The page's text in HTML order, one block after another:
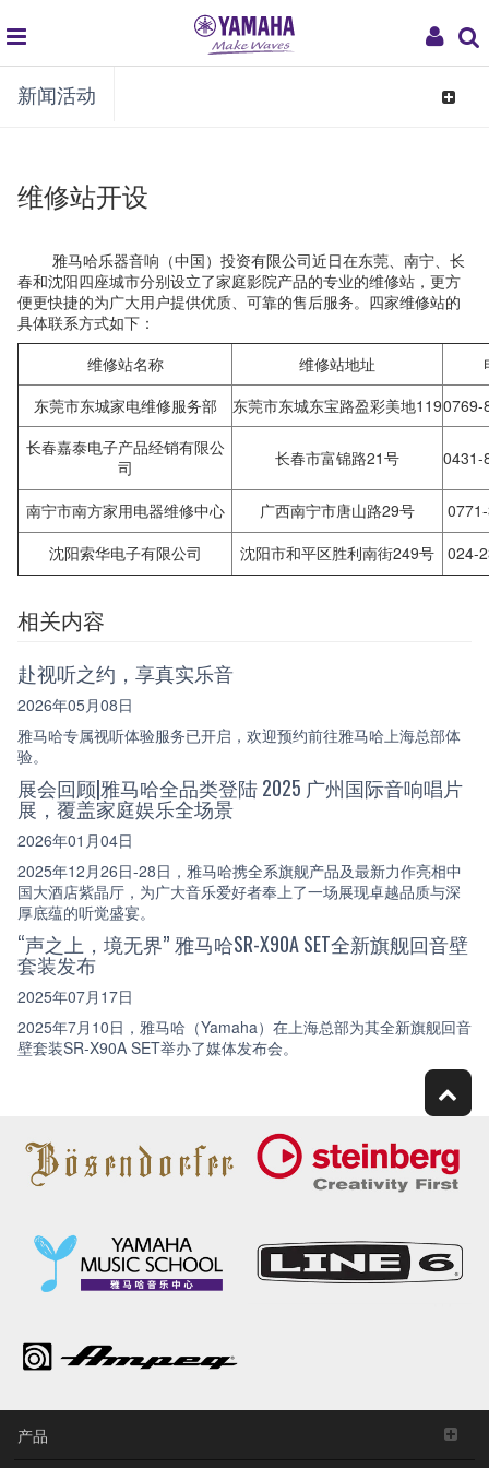
My
global
navigation
新闻活动
Toggle
维修站开设
雅马哈乐器音响（中国）投资有限公司近日在东莞、南宁、长
春和沈阳四座城市分别设立了家庭影院产品的专业的维修站，更方
便更快捷的为广大用户提供优质、可靠的售后服务。四家维修站的
具体联系方式如下：
维修站名称
维修站地址
东莞市东城家电维修服务部
东莞市东城东宝路盈彩美地1190769-
长春嘉泰电子产品经销有限公
司
长春市富锦路21号 0431-
南宁市南方家用电器维修中心 广西南宁市唐山路29号
沈阳索华电子有限公司
沈阳市和平区胜利南街249号 024-
相关内容
赴视听之约，享真实乐音
2026年05月08日
雅马哈专属视听体验服务已开启，欢迎预约前往雅马哈上海总部体
验。
展会回顾|雅马哈全品类登陆 2025 广州国际音响唱片
展，覆盖家庭娱乐全场景
2026年01月04日
2025年12月26日-28日，雅马哈携全系旗舰产品及最新力作亮相中
国大酒店紫晶厅，为广大音乐爱好者奉上了一场展现卓越品质与深
厚底蕴的听觉盛宴。
“声之上，境无界” 雅马哈SR-X90A SET全新旗舰回音壁
套装发布
2025年07月17日
2025年7月10日，雅马哈（Yamaha）在上海总部为其全新旗舰回音
壁套装SR-X90A SET举办了媒体发布会。
产品